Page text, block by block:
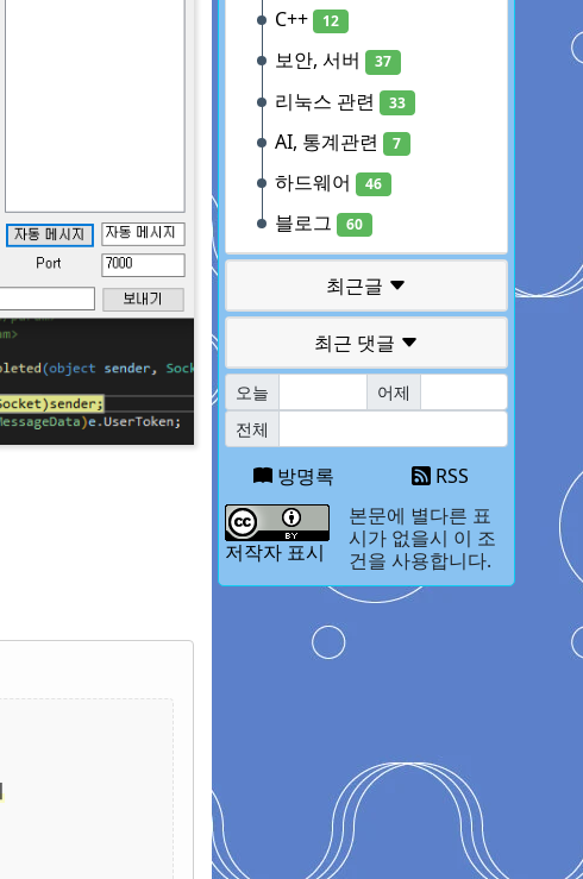
C++ 12
보안, 서버 37
리눅스 관련 33
AI, 통계관련 7
하드웨어 46
블로그 60
최근글
최근 댓글
오늘
어제
전체
방명록 RSS
저작자 표시
본문에 별다른 표
시가 없을시 이 조
건을 사용합니다.